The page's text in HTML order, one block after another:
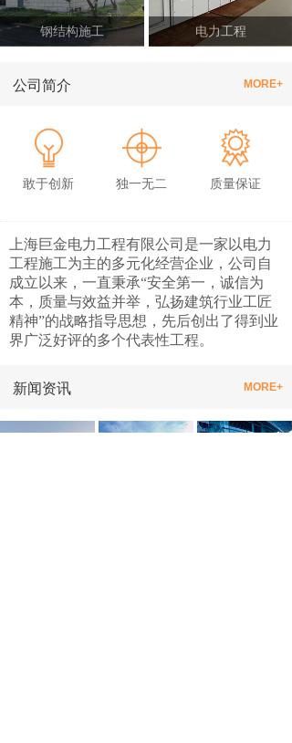
电力工程
钢结构施工
公司简介 MORE+
敢于创新 质量保证
独一无二
上海巨金电力工程有限公司是一家以电力
工程施工为主的多元化经营企业，公司自
成立以来，一直秉承“安全第一，诚信为
本，质量与效益并举，弘扬建筑行业工匠
精神”的战略指导思想，先后创出了得到业
界广泛好评的多个代表性工程。
新闻资讯 MORE+